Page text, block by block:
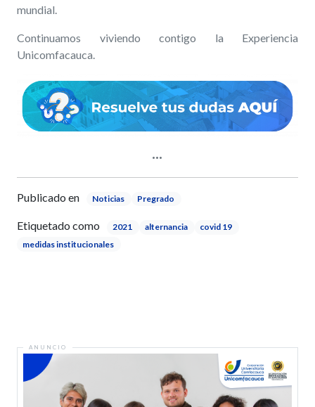
mundial.
Continuamos viviendo contigo la Experiencia
Unicomfacauca.
Publicado en Noticias Pregrado
Etiquetado como 2021 alternancia
covid 19
medidas institucionales